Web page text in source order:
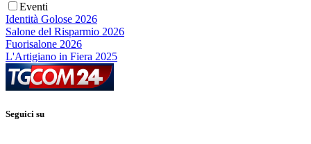
Eventi
Identità Golose 2026
Salone del Risparmio 2026
Fuorisalone 2026
L'Artigiano in Fiera 2025
Seguici su